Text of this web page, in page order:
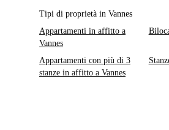
Tipi di proprietà in Vannes
Appartamenti in affitto a
Vannes
Appartamenti con più di 3
stanze in affitto a Vannes